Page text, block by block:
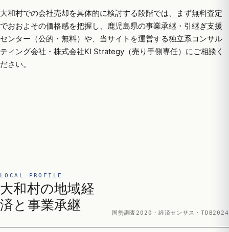
大和村での会社売却を具体的に検討する段階では、まず無料査定
でおおよその価格感を把握し、鹿児島県の事業承継・引継ぎ支援
センター（公的・無料）や、当サイトを運営する独立系コンサル
ティング会社・株式会社KI Strategy（売り手側専任）にご相談く
ださい。
LOCAL PROFILE
大和村の地域経
済と事業承継
国勢調査2020・経済センサス・TDB2024